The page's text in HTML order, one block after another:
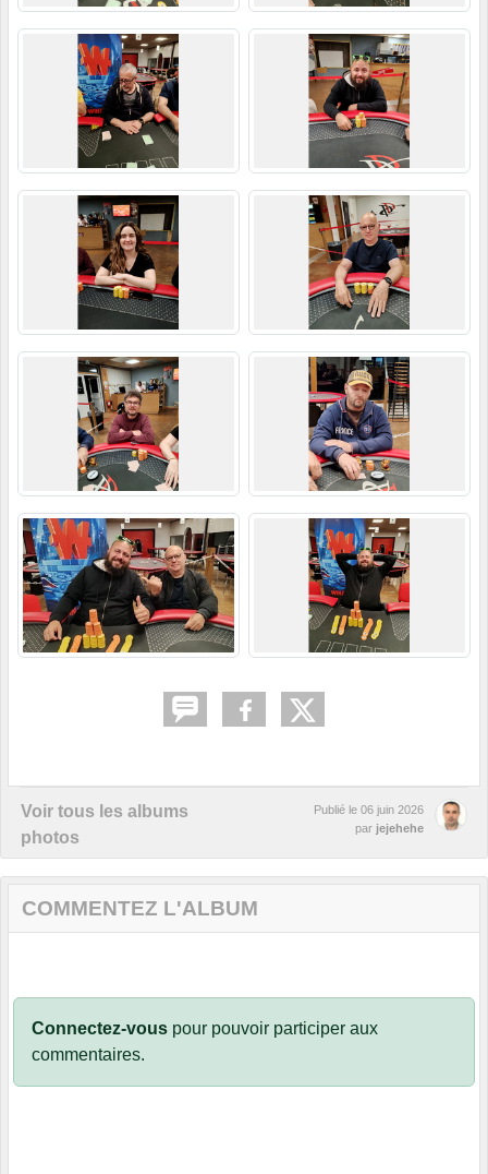
Voir tous les albums
photos
Publié le 06 juin 2026
par jejehehe
COMMENTEZ L'ALBUM
Connectez-vous pour pouvoir participer aux
commentaires.